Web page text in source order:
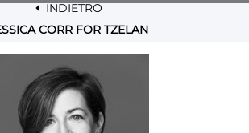
INDIETRO
CORR FOR TZELAN